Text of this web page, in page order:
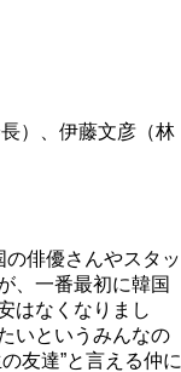
）、伊藤文彦（林
俳優さんやスタッ
、一番最初に韓国
はなくなりまし
いというみんなの
友達”と言える仲に